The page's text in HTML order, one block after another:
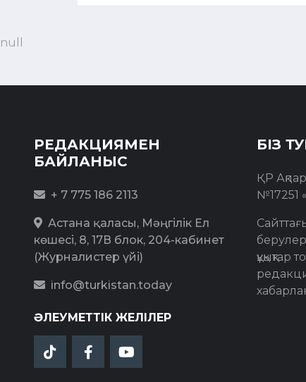
null
РЕДАКЦИЯМЕН
БАЙЛАНЫС
+ 7 775 186 2113
Астана қаласы, Мәңгілік Ел
көшесі, 8, 17В блок, 204-кабинет
(Журналистер үйі)
info@turkistan.today
ӘЛЕУМЕТТІК ЖЕЛІЛЕР
БІЗ
ҚР
№17251